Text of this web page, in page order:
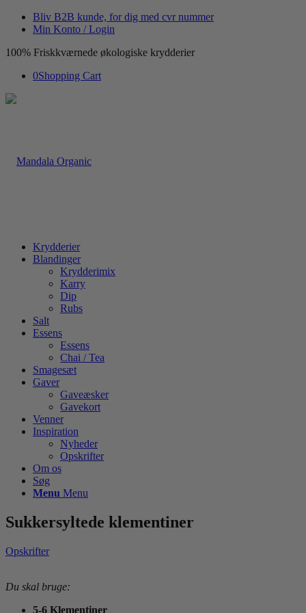
Bliv B2B kunde, for dig med cvr nummer
Min Konto / Login
100% Friskkværnede økologiske krydderier
0Shopping Cart
Krydderier
Blandinger
Krydderimix
Karry
Dip
Rubs
Salt
Essens
Essens
Chai / Tea
Smagesæt
Gaver
Gaveæsker
Gavekort
Venner
Inspiration
Nyheder
Opskrifter
Om os
Søg
Menu Menu
Sukkersyltede klementiner
Opskrifter
Du skal bruge:
5-6 Klementiner